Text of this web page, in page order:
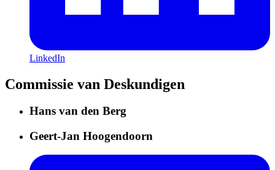
LinkedIn
Commissie van Deskundigen
Hans van den Berg
Geert-Jan Hoogendoorn